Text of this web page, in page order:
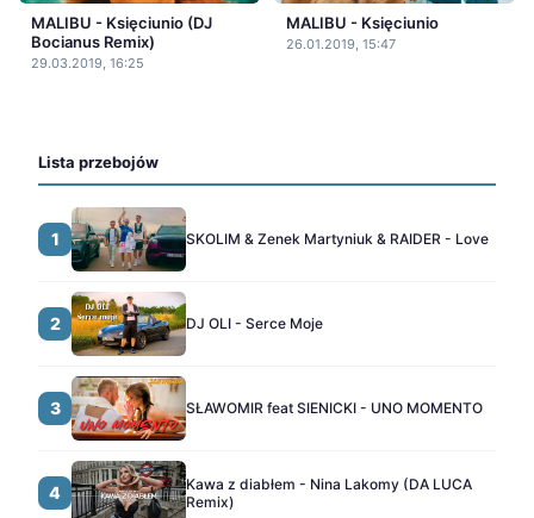
MALIBU - Księciunio (DJ
Bocianus Remix)
29.03.2019, 16:25
MALIBU - Księciunio
26.01.2019, 15:47
Lista przebojów
1 SKOLIM & Zenek Martyniuk & RAIDER - Love
2 DJ OLI - Serce Moje
3 SŁAWOMIR feat SIENICKI - UNO MOMENTO
4
Kawa z diabłem - Nina Lakomy (DA LUCA
Remix)